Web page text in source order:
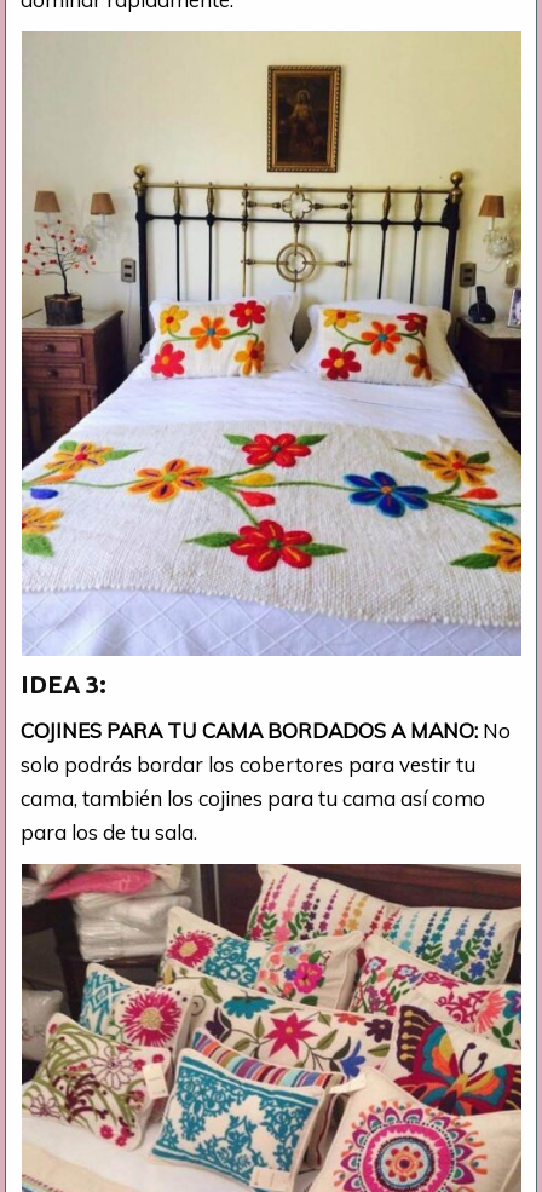
IDEA 3:
COJINES PARA TU CAMA BORDADOS A MANO: No
solo podrás bordar los cobertores para vestir tu
cama, también los cojines para tu cama así como
para los de tu sala.